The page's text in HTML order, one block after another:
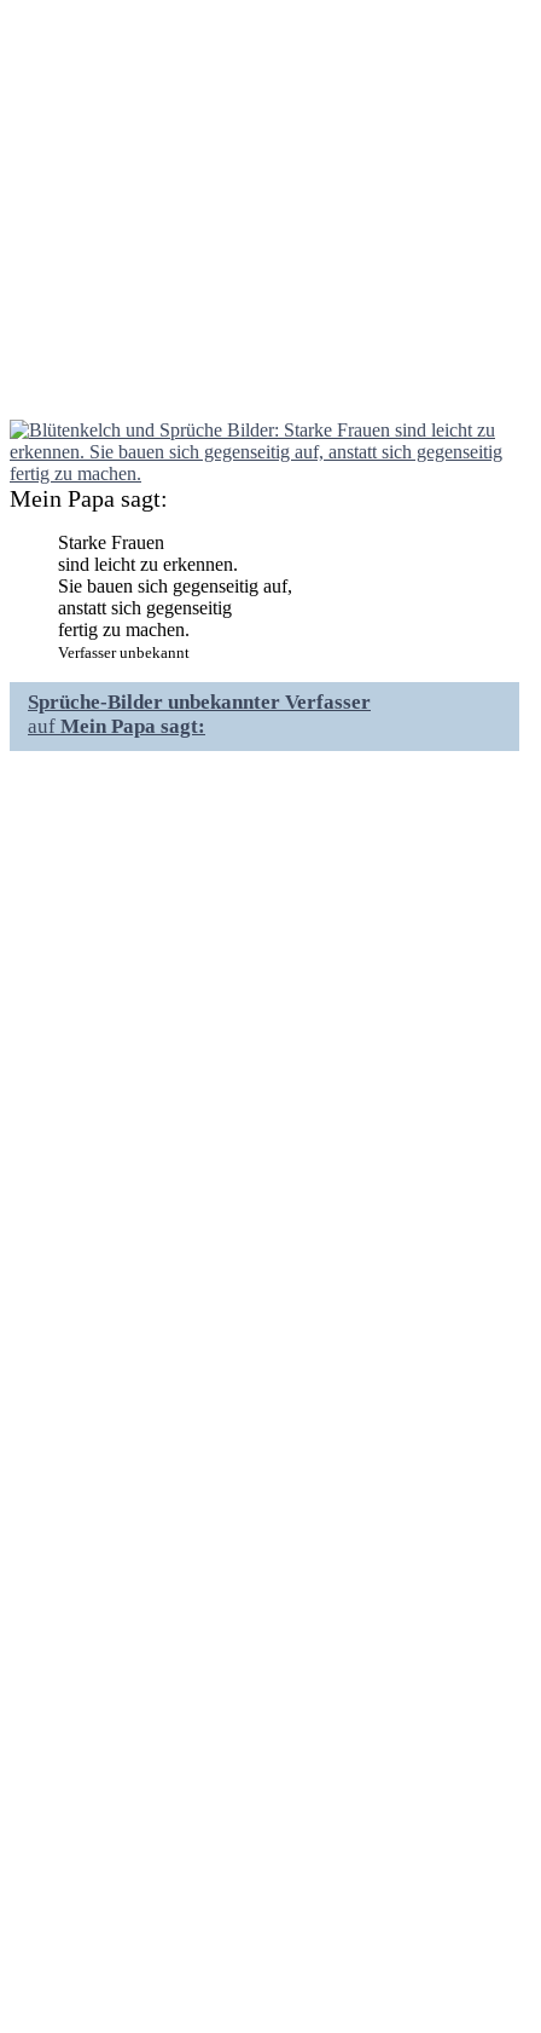
Mein Papa sagt:
Starke Frauen
sind leicht zu erkennen.
Sie bauen sich gegenseitig auf,
anstatt sich gegenseitig
fertig zu machen.
Verfasser unbekannt
Sprüche-Bilder unbekannter Verfasser
auf Mein Papa sagt: